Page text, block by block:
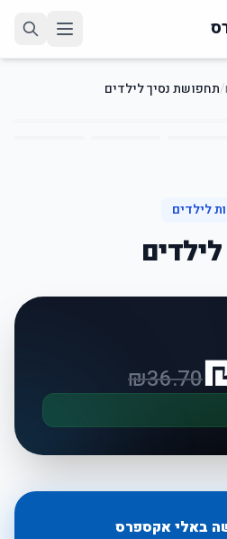
/תחפושת נסיך לילדים
1
/
5
לילדים
₪36.70
באלי אקספרס